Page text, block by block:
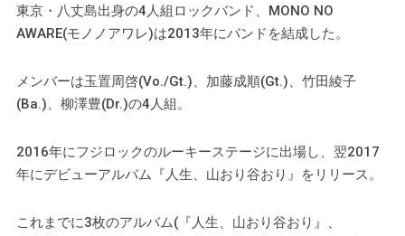
東京・八丈島出身の4人組ロックバンド、MONO NO
AWARE(モノノアワレ)は2013年にバンドを結成した。
メンバーは玉置周啓(Vo./Gt.)、加藤成順(Gt.)、竹田綾子
(Ba.)、柳澤豊(Dr.)の4人組。
2016年にフジロックのルーキーステージに出場し、翌2017
年にデビューアルバム『人生、山おり谷おり』をリリース。
これまでに3枚のアルバム(『人生、山おり谷おり』、